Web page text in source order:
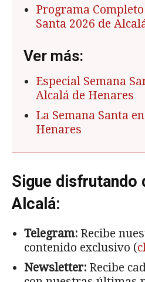
Programa
Santa 2026 de
Ver más:
Especial Semana
Alcalá de Henares
La Semana Santa
Henares
Sigue disfrutando
Alcalá:
Telegram: Recibe
contenido exclusivo (
Newsletter: Recibe